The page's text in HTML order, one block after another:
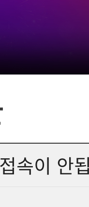
속이 안